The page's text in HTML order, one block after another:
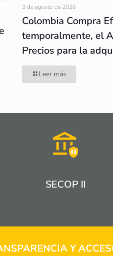
3 de agosto de 2026
Colombia Compra
temporalmente, el
Precios para la
Leer más
SECOP II
Y